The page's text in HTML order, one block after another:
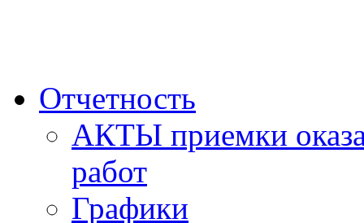
Отчетность
АКТЫ приемки
работ
Графики